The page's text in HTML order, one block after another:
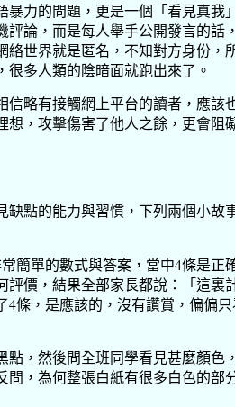
暴力的問題，更是一個「看見真我
評論，而是每人舉手公開發言的話
絡世界就是匿名，不知對方身份，
多人類的陰暗面就跑出來了。
信略有接觸網上平台的讀者，應該
想，攻擊傷害了他人之餘，更會阻
缺點的能力與習慣，下列兩個小故
簡單的數式與答案，當中4條是正
評價，結果全部家長都說：「這裏
4條，是應該的，沒有讚賞，偏偏
點，然後問全班同學看見甚麼顏色
問，為何整張白紙有很多白色的部